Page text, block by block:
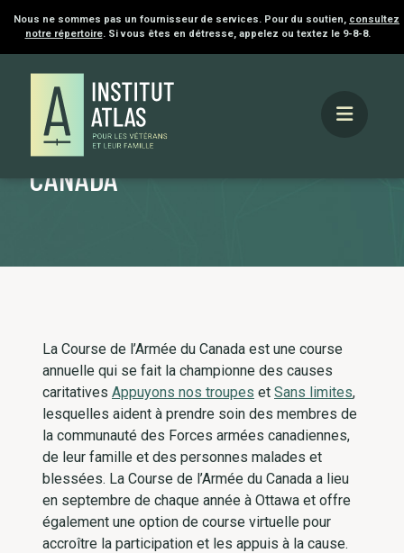
Nous ne sommes pas un fournisseur de services. Pour du soutien, consultez
notre répertoire. Si vous êtes en détresse, appelez ou textez le 9-8-8.
Quoi de neuf
l’Armée du Canada
COURSE DE L’ARMÉE DU
CANADA
La Course de l’Armée du Canada est une course
annuelle qui se fait la championne des causes
caritatives Appuyons nos troupes et Sans limites,
lesquelles aident à prendre soin des membres de
la communauté des Forces armées canadiennes,
de leur famille et des personnes malades et
blessées. La Course de l’Armée du Canada a lieu
en septembre de chaque année à Ottawa et offre
également une option de course virtuelle pour
accroître la participation et les appuis à la cause.